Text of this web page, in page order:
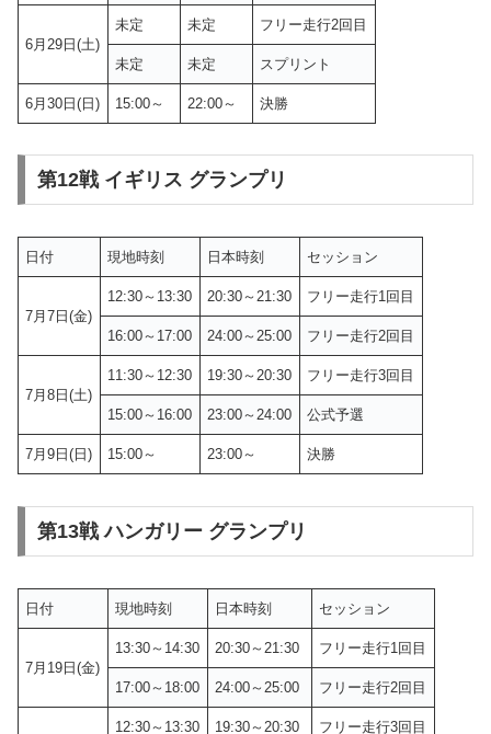
6月29日(土)
未定 未定 フリー走行2回目
未定 未定 スプリント
6月30日(日) 15:00～ 22:00～ 決勝
第12戦 イギリス グランプリ
日付 現地時刻 日本時刻 セッション
7月7日(金)
12:30～13:30 20:30～21:30 フリー走行1回目
16:00～17:00 24:00～25:00 フリー走行2回目
7月8日(土)
11:30～12:30 19:30～20:30 フリー走行3回目
15:00～16:00 23:00～24:00 公式予選
7月9日(日) 15:00～ 23:00～ 決勝
第13戦 ハンガリー グランプリ
日付 現地時刻 日本時刻 セッション
7月19日(金)
13:30～14:30 20:30～21:30 フリー走行1回目
17:00～18:00 24:00～25:00 フリー走行2回目
12:30～13:30 19:30～20:30 フリー走行3回目